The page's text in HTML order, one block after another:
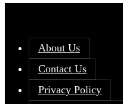
About Us
Contact Us
Privacy Policy